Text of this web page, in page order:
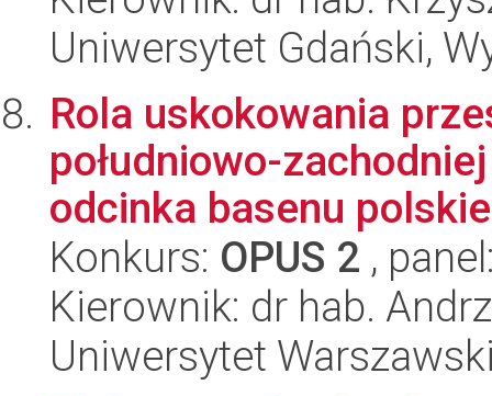
Uniwersytet Gdański,
Rola uskokowania
południowo-
odcinka basenu
Konkurs: OPUS 2 ,
Kierownik: dr hab.
Uniwersytet